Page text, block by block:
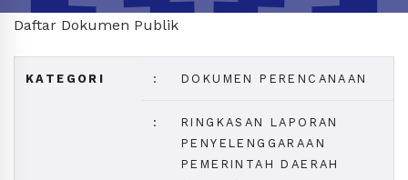
Daftar Dokumen Publik
KATEGORI : DOKUMEN PERENCANAAN
:
RINGKASAN LAPORAN
PENYELENGGARAAN
PEMERINTAH DAERAH